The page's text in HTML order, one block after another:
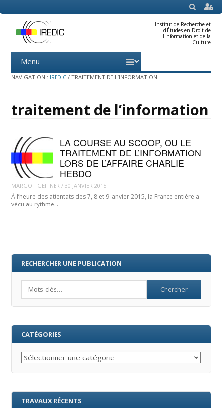
SEARCH
Institut de Recherche et
d'Études en Droit de
l'Information et de la
Culture
Menu
content
NAVIGATION : IREDIC / TRAITEMENT DE L’INFORMATION
traitement de l’information
LA COURSE AU SCOOP, OU LE
TRAITEMENT DE L’INFORMATION
LORS DE L’AFFAIRE CHARLIE
HEBDO
MARGOT GEITNER / 30 JANVIER 2015
À l’heure des attentats des 7, 8 et 9 janvier 2015, la France entière a
vécu au rythme…
RECHERCHER UNE PUBLICATION
CATÉGORIES
Catégories
TRAVAUX RÉCENTS